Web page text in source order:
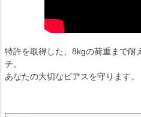
特許を取得した、8kgの荷重まで耐
チ。
あなたの大切なピアスを守ります。